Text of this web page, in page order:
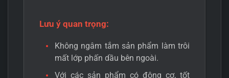
Lưu ý quan trọng:
Không ngâm tắm sản phẩm làm trôi
mất lớp phấn dầu bên ngoài.
Với các sản phẩm có động cơ, tốt